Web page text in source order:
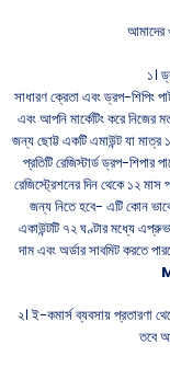
আমাদের
১।
সাধারণ ক্রেতা এবং ড্রপ-শিপিং
এবং আপনি মার্কেটিং করে
জন্য ছোট্ট একটি এমাউন্ট যা
প্রতিটি রেজিস্টার্ড ড্রপ-শিপার
রেজিস্ট্রেশনের দিন থেকে ১২ মাস
জন্য নিতে হবে- এটি কোন
একাউন্টটি ৭২ ঘণ্টার মধ্যে
দাম এবং অর্ডার সাবমিট করতে
২। ই-কমার্স ব্যবসায় প্রতারণা
তবে